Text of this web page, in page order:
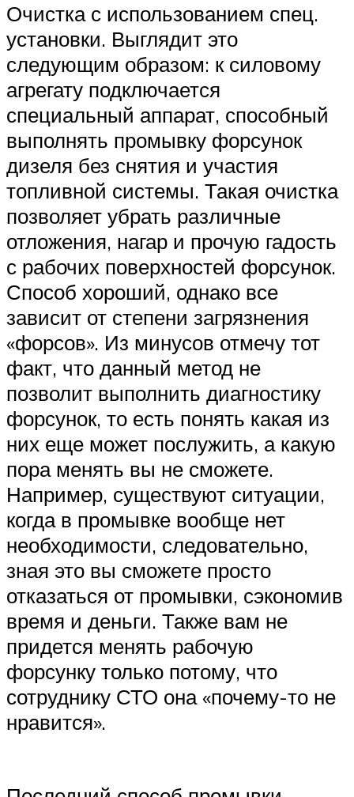
Очистка с использованием спец.
установки. Выглядит это
следующим образом: к силовому
агрегату подключается
специальный аппарат, способный
выполнять промывку форсунок
дизеля без снятия и участия
топливной системы. Такая очистка
позволяет убрать различные
отложения, нагар и прочую гадость
с рабочих поверхностей форсунок.
Способ хороший, однако все
зависит от степени загрязнения
«форсов». Из минусов отмечу тот
факт, что данный метод не
позволит выполнить диагностику
форсунок, то есть понять какая из
них еще может послужить, а какую
пора менять вы не сможете.
Например, существуют ситуации,
когда в промывке вообще нет
необходимости, следовательно,
зная это вы сможете просто
отказаться от промывки, сэкономив
время и деньги. Также вам не
придется менять рабочую
форсунку только потому, что
сотруднику СТО она «почему-то не
нравится».